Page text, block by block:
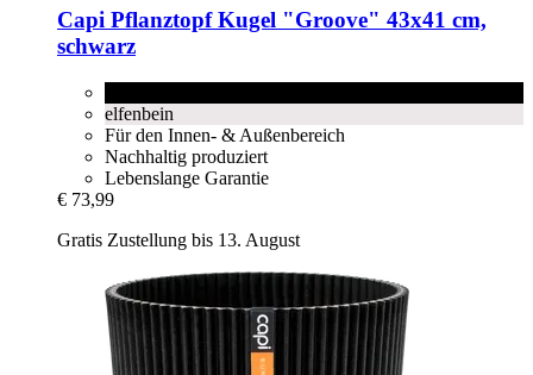
Capi Pflanztopf Kugel "Groove" 43x41 cm,
schwarz
elfenbein
Für den Innen- & Außenbereich
Nachhaltig produziert
Lebenslange Garantie
€ 73,99
Gratis Zustellung bis 13. August